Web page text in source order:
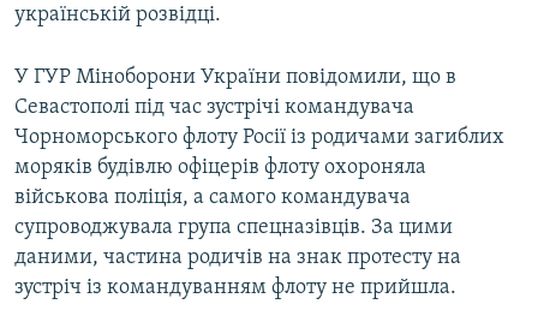
українській розвідці.
У ГУР Міноборони України повідомили, що в
Севастополі під час зустрічі командувача
Чорноморського флоту Росії із родичами загиблих
моряків будівлю офіцерів флоту охороняла
військова поліція, а самого командувача
супроводжувала група спецназівців. За цими
даними, частина родичів на знак протесту на
зустріч із командуванням флоту не прийшла.